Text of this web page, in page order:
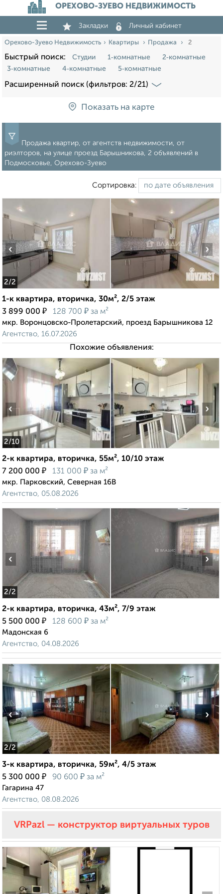
ОРЕХОВО-ЗУЕВО НЕДВИЖИМОСТЬ
Закладки Личный кабинет
Орехово-Зуево Недвижимость Квартиры Продажа 2
Быстрый поиск: Студии 1‑комнатные
2‑комнатные
3‑комнатные
4‑комнатные 5‑комнатные
Расширенный поиск (фильтров: 2/21)
Показать на карте
Продажа квартир, от агентств недвижимости, от
риэлторов, на улице проезд Барышникова, 2 объявлений в
Подмосковье, Орехово-Зуево
Сортировка:
2/2
‹ ›
1-к квартира, вторичка, 30м², 2/5 этаж
3 899 000 ₽ 128 700 ₽ за м²
мкр. Воронцовско-Пролетарский, проезд Барышникова 12
Агентство, 16.07.2026
Похожие объявления:
2/10
‹ ›
2-к квартира, вторичка, 55м², 10/10 этаж
7 200 000 ₽ 131 000 ₽ за м²
мкр. Парковский, Северная 16В
Агентство, 05.08.2026
2/2
‹ ›
2-к квартира, вторичка, 43м², 7/9 этаж
5 500 000 ₽ 128 600 ₽ за м²
Мадонская 6
Агентство, 04.08.2026
2/2
‹ ›
3-к квартира, вторичка, 59м², 4/5 этаж
5 300 000 ₽ 90 600 ₽ за м²
Гагарина 47
Агентство, 08.08.2026
VRPazl — конструктор виртуальных туров